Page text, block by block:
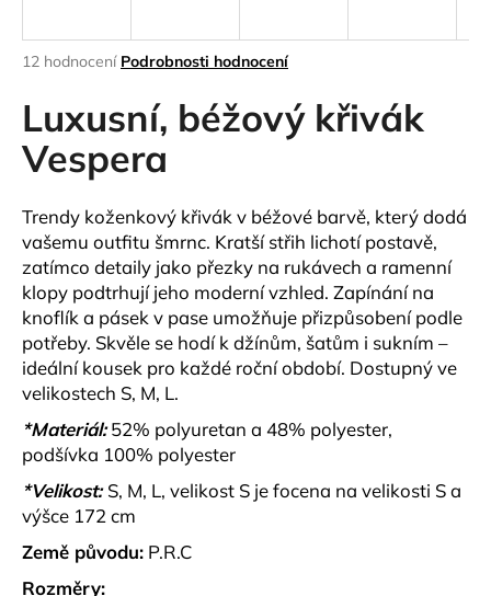
Průměrné
produktu
je
4,8
z
hvězdiček.
12 hodnocení Podrobnosti hodnocení
Luxusní, béžový křivák
Vespera
Trendy koženkový křivák v béžové barvě, který dodá
vašemu outfitu šmrnc. Kratší střih lichotí postavě,
zatímco detaily jako přezky na rukávech a ramenní
klopy podtrhují jeho moderní vzhled. Zapínání na
knoflík a pásek v pase umožňuje přizpůsobení podle
potřeby. Skvěle se hodí k džínům, šatům i sukním –
ideální kousek pro každé roční období. Dostupný ve
velikostech S, M, L.
*Materiál: 52% polyuretan a 48% polyester,
podšívka 100% polyester
*Velikost: S, M, L, velikost S je focena na velikosti S a
výšce 172 cm
Země původu: P.R.C
Rozměry:
j
t
?
HLEDAT
D
o
p
o
r
u
č
u
j
e